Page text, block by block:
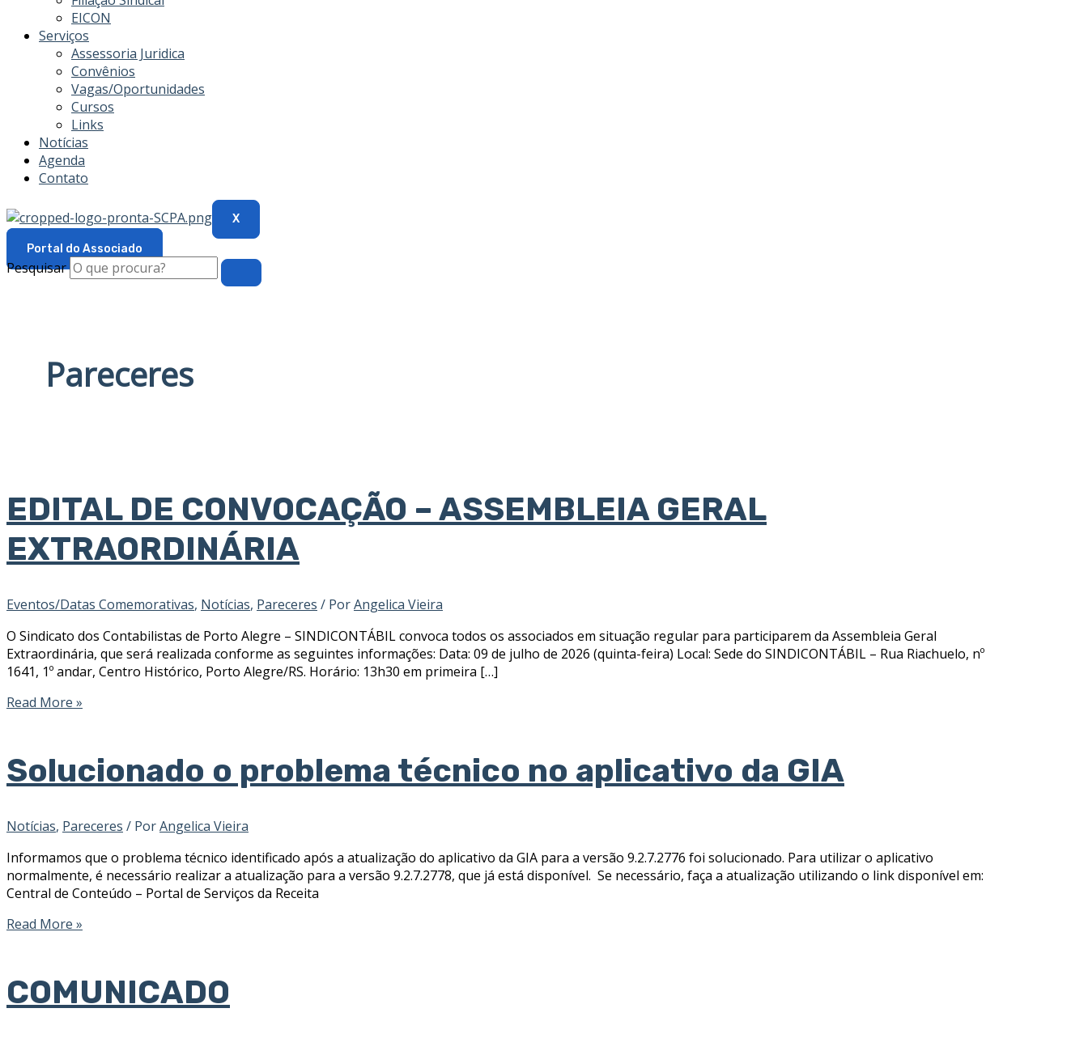
EICON
Serviços
Assessoria Juridica
Convênios
Vagas/Oportunidades
Cursos
Links
Notícias
Agenda
Contato
X
Portal do Associado
Pesquisar
Pareceres
EDITAL DE CONVOCAÇÃO – ASSEMBLEIA GERAL
EXTRAORDINÁRIA
Eventos/Datas Comemorativas, Notícias, Pareceres / PorAngelica Vieira
O Sindicato dos Contabilistas de Porto Alegre – SINDICONTÁBIL convoca todos os associados em situação regular para participarem da Assembleia Geral
Extraordinária, que será realizada conforme as seguintes informações: Data: 09 de julho de 2026 (quinta-feira) Local: Sede do SINDICONTÁBIL – Rua Riachuelo, nº
1641, 1º andar, Centro Histórico, Porto Alegre/RS. Horário: 13h30 em primeira […]
Read More »
Solucionado o problema técnico no aplicativo da GIA
Notícias, Pareceres / PorAngelica Vieira
Informamos que o problema técnico identificado após a atualização do aplicativo da GIA para a versão 9.2.7.2776 foi solucionado. Para utilizar o aplicativo
normalmente, é necessário realizar a atualização para a versão 9.2.7.2778, que já está disponível. Se necessário, faça a atualização utilizando o link disponível em:
Central de Conteúdo – Portal de Serviços da Receita
Read More »
COMUNICADO